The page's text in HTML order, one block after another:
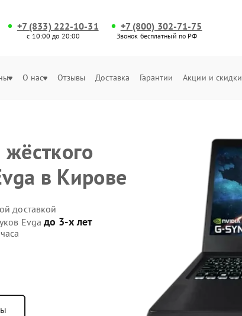
+7 (833) 222-10-31
с 10:00 до 20:00
+7 (800) 302-71-75
Звонок бесплатный по РФ
О нас Отзывы Доставка Гарантии Акции и скидки
в Кирове
доставкой
Evga до 3-х лет